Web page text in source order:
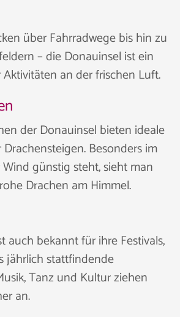
über Fahrradwege bis hin zu
– die Donauinsel ist ein
an der frischen Luft.
der Donauinsel bieten ideale
Besonders im
günstig steht, sieht man
Drachen am Himmel.
auch bekannt für ihre Festivals,
jährlich stattfindende
Tanz und Kultur ziehen
an.